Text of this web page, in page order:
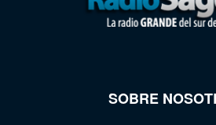
SOBRE